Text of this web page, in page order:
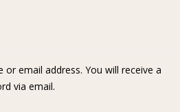
or email address. You will receive a
via email.